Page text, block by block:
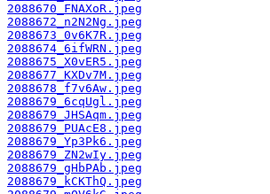
2088670_FNAXoR.jpeg
2088672_n2N2Ng.jpeg
2088673_0v6K7R.jpeg
2088674_6ifWRN.jpeg
2088675_X0vER5.jpeg
2088677_KXDv7M.jpeg
2088678_f7v6Aw.jpeg
2088679_6cqUgl.jpeg
2088679_JHSAqm.jpeg
2088679_PUAcE8.jpeg
2088679_Yp3Pk6.jpeg
2088679_ZN2wIy.jpeg
2088679_gHbPAb.jpeg
2088679_kCKThQ.jpeg